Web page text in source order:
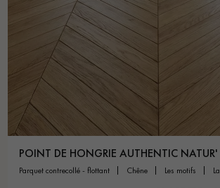
POINT DE HONGRIE AUTHENTIC NATUR'
parquet contrecollé - flottant chêne les motifs